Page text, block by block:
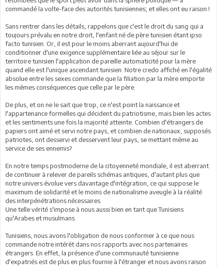
commandé la volte-face des autorités tunisiennes; et elles ont eu raison !
Sans rentrer dans les détails, rappelons que c'est le droit du sang qui a
toujours prévalu en notre droit, l'enfant né de père tunisien étant ipso
facto tunisien. Or, il est pour le moins aberrant aujourd'hui de
conditionner d'une exigence supplémentaire liée au séjour sur le
territoire tunisien l'application de pareille automaticité pour la mère
quand elle est l'unique ascendant tunisien. Notre credo affiché en l'égalité
absolue entre les sexes commande que la filiation par la mère emporte
les mêmes conséquences que celle par le père.
De plus, et on ne le sait que trop, ce n'est point la naissance et
l'appartenance formelles qui décident du patriotisme, mais bien les actes
et les sentiments une fois la majorité atteinte. Combien d'étrangers de
papiers ont aimé et servi notre pays, et combien de nationaux, supposés
patriotes, ont desservi et desservent leur pays, se mettant même au
service de ses ennemis?
En notre temps postmoderne de la citoyenneté mondiale, il est aberrant
de continuer à relever de pareils schémas antiques, d'autant plus que
notre univers évolue vers davantage d'intégration, ce qui suppose le
maximum de solidarité et le moins de nationalisme aveugle à la réalité
des interpénétrations nécessaires.
Une telle vérité s'impose à nous aussi bien en tant que Tunisiens
qu'Arabes et musulmans.
Tunisiens, nous avons l'obligation de nous conformer à ce que nous
commande notre intérêt dans nos rapports avec nos partenaires
étrangers. En effet, la présence d'une communauté tunisienne
d'expatriés est de plus en plus fournie à l'étranger et nous avons raison